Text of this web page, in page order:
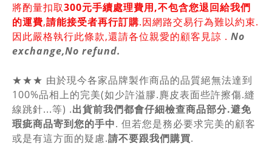
將酌量扣取300元手續處理費用,不包含您退回給我們
的運費,請能接受者再行訂購.因網路交易行為難以約束.
因此嚴格執行此條款,還請各位親愛的顧客見諒 . No
exchange,No refund.
★★★ 由於現今各家品牌製作商品的品質絕無法達到
100%品相上的完美(如少許溢膠.麂皮表面些許擦傷.縫
線跳針...等) .出貨前我們都會仔細檢查商品部分.避免
瑕疵商品寄到您的手中. 但若您是務必要求完美的顧客
或是有這方面的疑慮.請不要跟我們購買.